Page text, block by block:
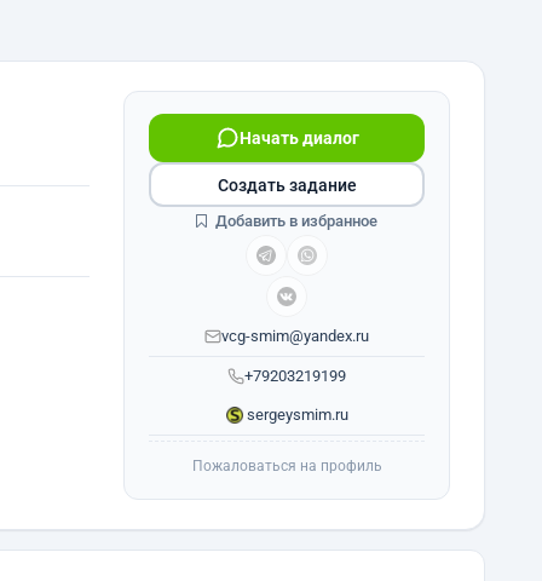
+79203219199
Начать диалог
vcg-smim@yandex.ru
sergeysmim.ru
Создать задание
Добавить в избранное
Пожаловаться на профиль